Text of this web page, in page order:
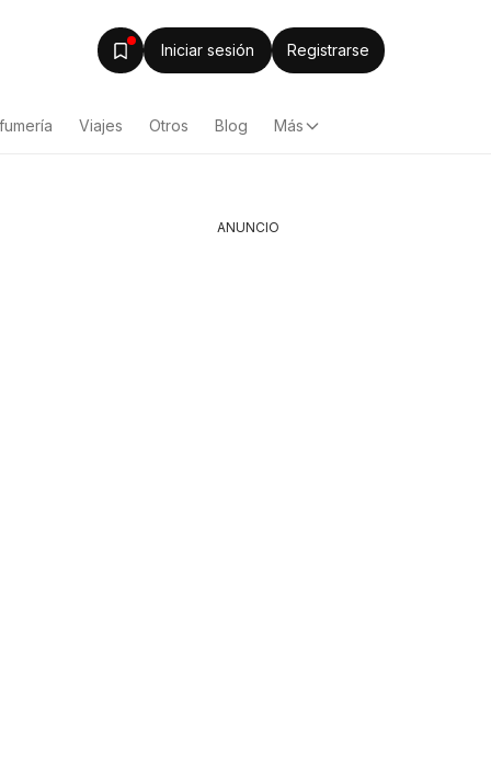
Iniciar sesión Registrarse
Viajes Otros Blog Más
ANUNCIO